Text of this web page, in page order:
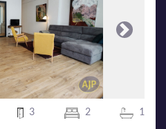
Suivante
3 2 1